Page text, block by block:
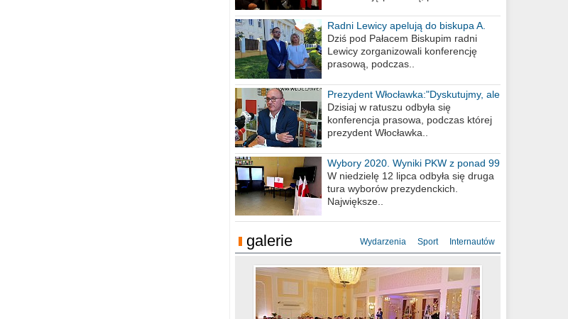
Radni Lewicy apelują do biskupa A.
Wiesława Meringa
Dziś pod Pałacem Biskupim radni
Lewicy zorganizowali konferencję
prasową, podczas..
Prezydent Włocławka:"Dyskutujmy, ale
nie obrażajmy się”
Dzisiaj w ratuszu odbyła się
konferencja prasowa, podczas której
prezydent Włocławka..
Wybory 2020. Wyniki PKW z ponad 99
procent obwodów
W niedzielę 12 lipca odbyła się druga
tura wyborów prezydenckich.
Największe..
galerie Wydarzenia Sport Internautów
Studniówka Kopernik 2019.01.11
Studniówka LMK 2019.01.05
Studniówka ZS Ekonomicznych
2019.01.05